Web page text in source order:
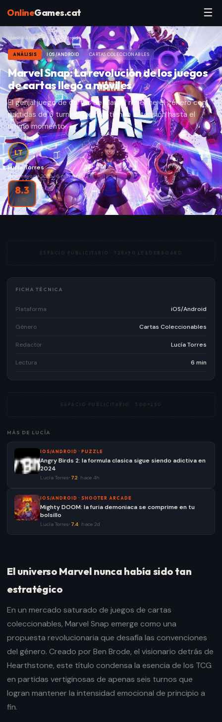
OnlineGames.cat ☰
Inicio›Análisis ›iOS/Android
ANÁLISIS IOS/ANDROID CARTAS COLECCIONABLES
Marvel Snap: La revolución de los juegos
de cartas llegó a móviles
El genial juego de cartas de Marvel redefine el género con
partidas de 6 turnos que mantienen la tensión hasta el
último momento.
LT
Lucía Torres
4 de mayo de 2026·6min lectura
8.3
/ 10
ESPACIO PUBLICITARIO ·728×90 LEADERBOARD
El universo Marvel nunca había sido tan
estratégico
En un mercado saturado de juegos de cartas
coleccionables, Marvel Snap emerge como una
propuesta revolucionaria que desafía las convenciones
del género. Creado por Ben Brode, el visionario detrás de
Hearthstone, este título condensa la esencia de los TCG
en partidas vertiginosas de apenas seis turnos que
logran mantener la intensidad emocional de principio a
fin.
FICHA TÉCNICA
Plataforma iOS/Android
Género Cartas Coleccionables
Redactor Lucía Torres
Lectura 6 min
ESPACIO PUBLICITARIO · 300×250
MÁS DE LUCÍA
IOS/ANDROID · PUZZLE
Angry Birds 2: la formula clasica sigue siendo adictiva en
2024
Lucía Torres· 7.2 hace 4h
IOS/ANDROID · SHOOTER ARCADE
Mighty DOOM: la furia demoniaca se comprime en tu
bolsillo
Lucía Torres· 7.4 hace 2d